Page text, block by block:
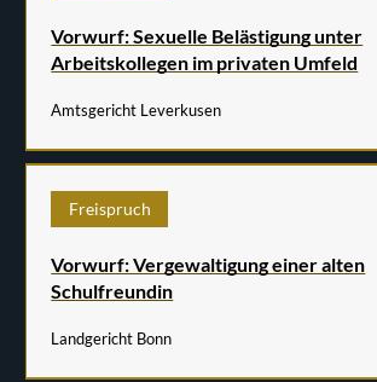
Vorwurf: Sexuelle Belästigung unter
Arbeitskollegen im privaten Umfeld
Amtsgericht Leverkusen
Freispruch
Vorwurf: Vergewaltigung einer alten
Schulfreundin
Landgericht Bonn